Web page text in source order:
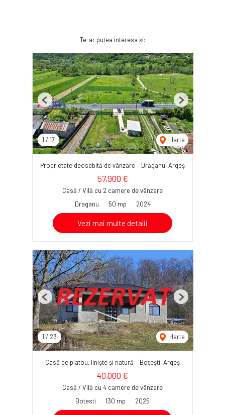
Te-ar putea interesa și:
1 / 17 Harta
Previous Next
Proprietate deosebită de vânzare – Drăganu, Argeș
57,900 €
Casă / Vilă cu 2 camere de vânzare
Draganu
50 mp 2024
Vezi mai multe detalii
1 / 23 Harta
Previous Next
Casă pe platou, liniște și natură – Boțești, Argeș
40,000 €
Casă / Vilă cu 4 camere de vânzare
Botesti
130 mp 2025